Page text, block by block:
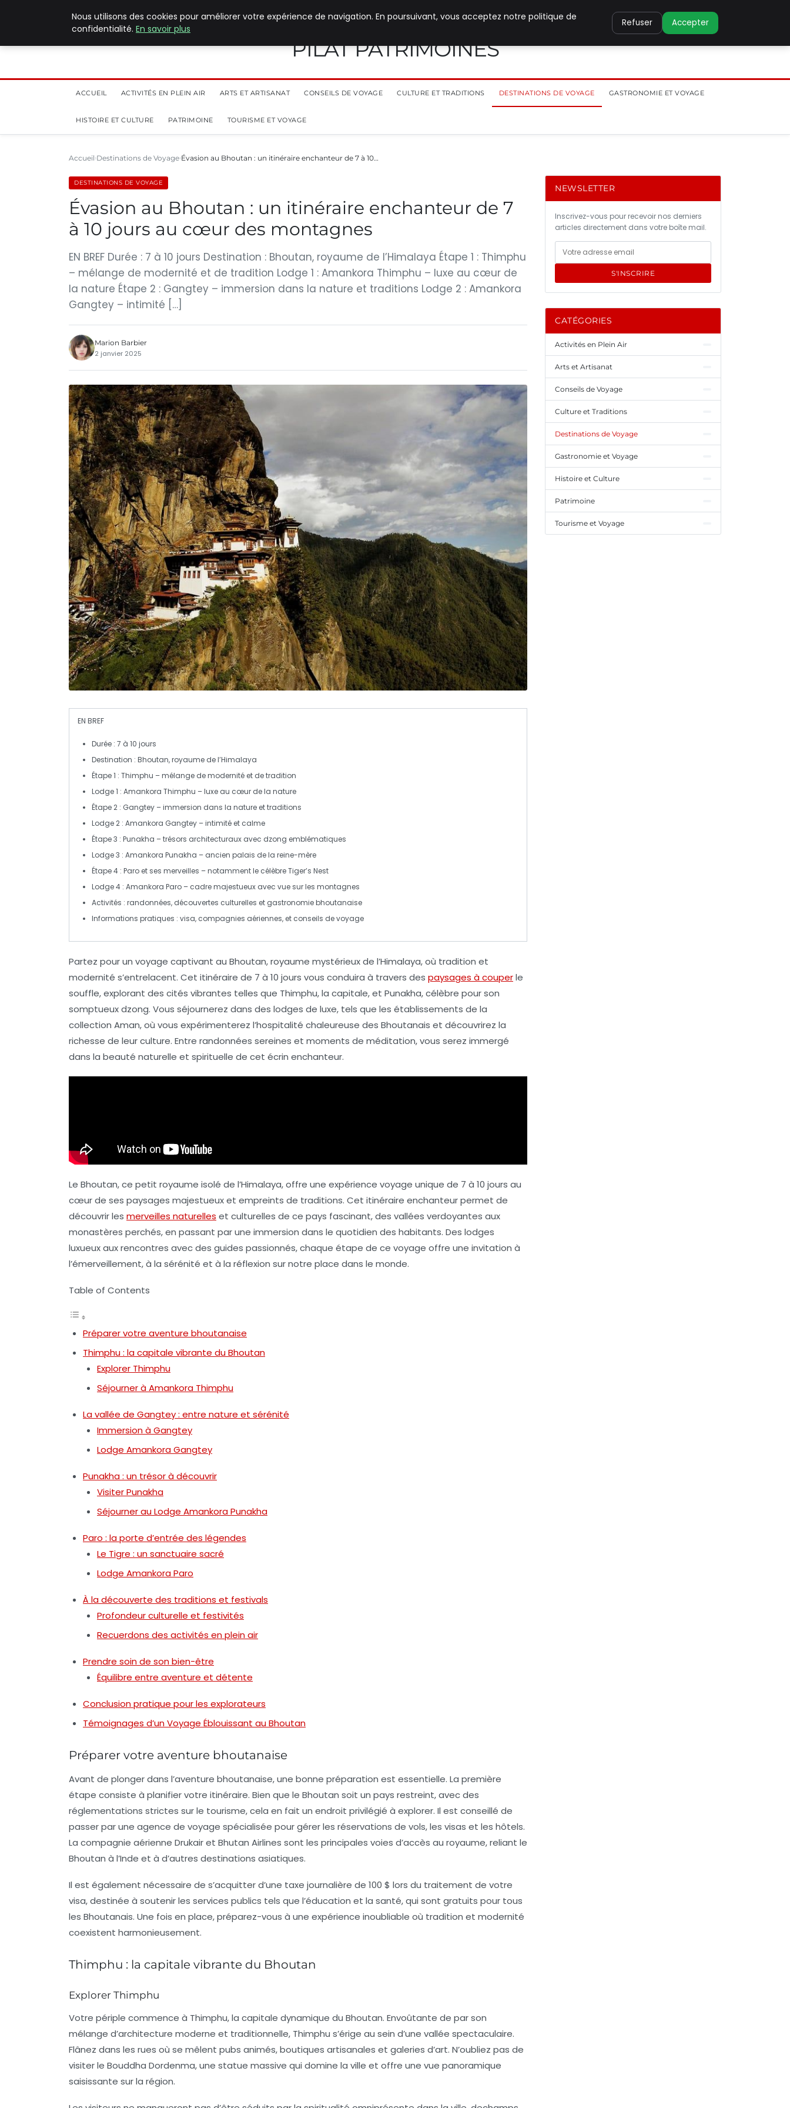
PILAT PATRIMOINES
ACCUEIL ACTIVITÉS EN PLEIN AIR ARTS ET ARTISANAT CONSEILS DE VOYAGE CULTURE ET TRADITIONS DESTINATIONS DE VOYAGE GASTRONOMIE ET VOYAGE
HISTOIRE ET CULTURE PATRIMOINE TOURISME ET VOYAGE
Accueil Destinations de Voyage Évasion au Bhoutan : un itinéraire enchanteur de 7 à 10…
DESTINATIONS DE VOYAGE
Évasion au Bhoutan : un itinéraire enchanteur de 7
à 10 jours au cœur des montagnes
EN BREF Durée : 7 à 10 jours Destination : Bhoutan, royaume de l’Himalaya Étape 1 : Thimphu
– mélange de modernité et de tradition Lodge 1 : Amankora Thimphu – luxe au cœur de
la nature Étape 2 : Gangtey – immersion dans la nature et traditions Lodge 2 : Amankora
Gangtey – intimité […]
Marion Barbier
2 janvier 2025
EN BREF
Durée : 7 à 10 jours
Destination : Bhoutan, royaume de l’Himalaya
Étape 1 : Thimphu – mélange de modernité et de tradition
Lodge 1 : Amankora Thimphu – luxe au cœur de la nature
Étape 2 : Gangtey – immersion dans la nature et traditions
Lodge 2 : Amankora Gangtey – intimité et calme
Étape 3 : Punakha – trésors architecturaux avec dzong emblématiques
Lodge 3 : Amankora Punakha – ancien palais de la reine-mère
Étape 4 : Paro et ses merveilles – notamment le célèbreTiger’s Nest
Lodge 4 : Amankora Paro – cadre majestueux avec vue sur les montagnes
Activités : randonnées, découvertes culturelles et gastronomie bhoutanaise
Informations pratiques : visa, compagnies aériennes, et conseils de voyage
Partez pour un voyage captivant au Bhoutan, royaume mystérieux de l’Himalaya, où tradition et
modernité s’entrelacent. Cet itinéraire de 7 à 10 jours vous conduira à travers des paysages à couperle
souffle, explorant des cités vibrantes telles que Thimphu, la capitale, et Punakha, célèbre pour son
somptueux dzong. Vous séjournerez dans des lodges de luxe, tels que les établissements de la
collection Aman, où vous expérimenterez l’hospitalité chaleureuse des Bhoutanais et découvrirez la
richesse de leur culture. Entre randonnées sereines et moments de méditation, vous serez immergé
dans la beauté naturelle et spirituelle de cet écrin enchanteur.
Le Bhoutan, ce petit royaume isolé de l’Himalaya, offre une expérience voyage unique de 7 à 10 jours au
cœur de ses paysages majestueux et empreints de traditions. Cet itinéraire enchanteur permet de
découvrir les merveilles naturelles et culturelles de ce pays fascinant, des vallées verdoyantes aux
monastères perchés, en passant par une immersion dans le quotidien des habitants. Des lodges
luxueux aux rencontres avec des guides passionnés, chaque étape de ce voyage offre une invitation à
l’émerveillement, à la sérénité et à la réflexion sur notre place dans le monde.
Table of Contents
Préparer votre aventure bhoutanaise
Thimphu : la capitale vibrante du Bhoutan
Explorer Thimphu
Séjourner à Amankora Thimphu
La vallée de Gangtey : entre nature et sérénité
Immersion à Gangtey
Lodge Amankora Gangtey
Punakha : un trésor à découvrir
Visiter Punakha
Séjourner au Lodge Amankora Punakha
Paro : la porte d’entrée des légendes
Le Tigre : un sanctuaire sacré
Lodge Amankora Paro
À la découverte des traditions et festivals
Profondeur culturelle et festivités
Recuerdons des activités en plein air
Prendre soin de son bien-être
Équilibre entre aventure et détente
Conclusion pratique pour les explorateurs
Témoignages d’un Voyage Éblouissant au Bhoutan
Préparer votre aventure bhoutanaise
Avant de plonger dans l’aventure bhoutanaise, une bonne préparation est essentielle. La première
étape consiste à planifier votre itinéraire. Bien que le Bhoutan soit un pays restreint, avec des
réglementations strictes sur le tourisme, cela en fait un endroit privilégié à explorer. Il est conseillé de
passer par une agence de voyage spécialisée pour gérer les réservations de vols, les visas et les hôtels.
La compagnie aérienne Drukair et Bhutan Airlines sont les principales voies d’accès au royaume, reliant le
Bhoutan à l’Inde et à d’autres destinations asiatiques.
Il est également nécessaire de s’acquitter d’une taxe journalière de 100 $ lors du traitement de votre
visa, destinée à soutenir les services publics tels que l’éducation et la santé, qui sont gratuits pour tous
les Bhoutanais. Une fois en place, préparez-vous à une expérience inoubliable où tradition et modernité
coexistent harmonieusement.
Thimphu : la capitale vibrante du Bhoutan
Explorer Thimphu
Votre périple commence à Thimphu, la capitale dynamique du Bhoutan. Envoûtante de par son
mélange d’architecture moderne et traditionnelle, Thimphu s’érige au sein d’une vallée spectaculaire.
Flânez dans les rues où se mêlent pubs animés, boutiques artisanales et galeries d’art. N’oubliez pas de
visiter le Bouddha Dordenma, une statue massive qui domine la ville et offre une vue panoramique
saisissante sur la région.
NEWSLETTER
Inscrivez-vous pour recevoir nos derniers
articles directement dans votre boîte mail.
S'INSCRIRE
CATÉGORIES
Activités en Plein Air
Arts et Artisanat
Conseils de Voyage
Culture et Traditions
Destinations de Voyage
Gastronomie et Voyage
Histoire et Culture
Patrimoine
Tourisme et Voyage
Nous utilisons des cookies pour améliorer votre expérience de navigation. En poursuivant, vous acceptez notre politique de
confidentialité. En savoir plus
Refuser Accepter